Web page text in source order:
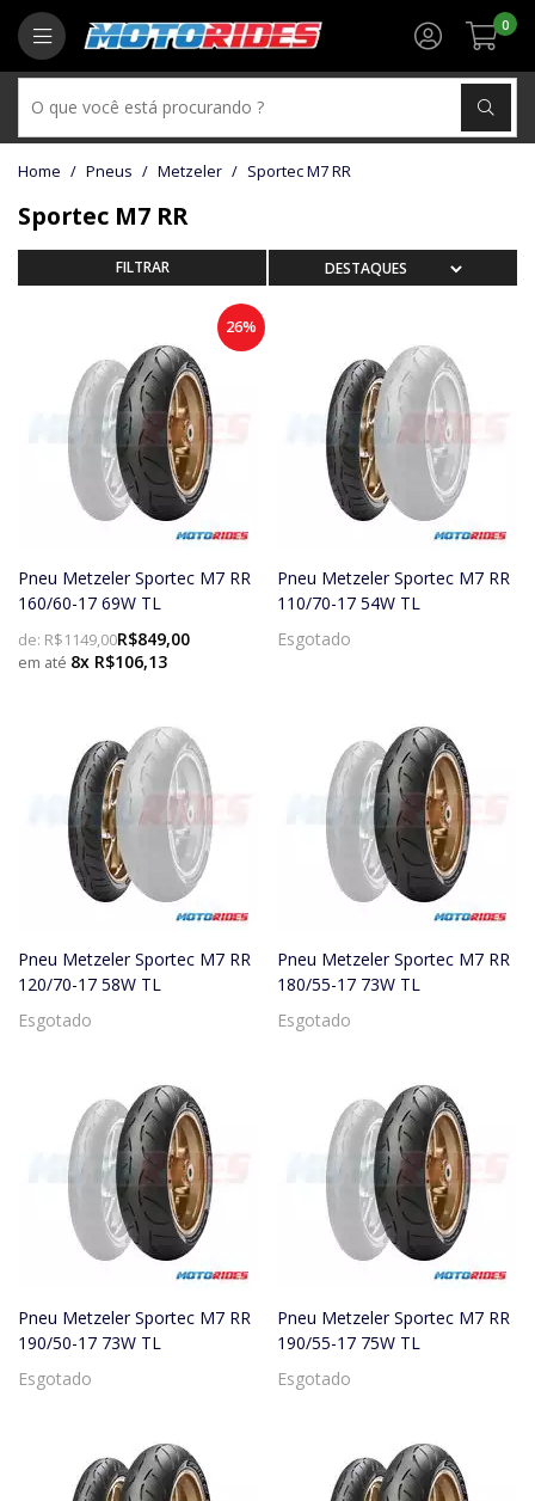
0
Pneus Metzeler Sportec M7 RR
Sportec M7 RR
Pneu Metzeler Sportec M7 RR
160/60-17 69W TL
de: R$1149,00R$849,00
8x R$106,13
26%
Pneu Metzeler Sportec M7 RR
110/70-17 54W TL
Esgotado
Pneu Metzeler Sportec M7 RR
120/70-17 58W TL
Esgotado
Pneu Metzeler Sportec M7 RR
180/55-17 73W TL
Esgotado
Pneu Metzeler Sportec M7 RR
190/50-17 73W TL
Esgotado
Pneu Metzeler Sportec M7 RR
190/55-17 75W TL
Esgotado